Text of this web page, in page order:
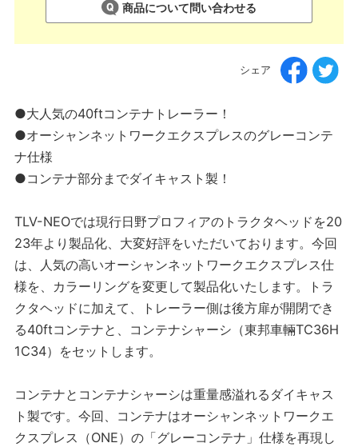
商品について問い合わせる
シェア
●大人気の40ftコンテナトレーラー！
●オーシャンネットワークエクスプレスのグレーコンテ
ナ仕様
●コンテナ部分までダイキャスト製！
TLV-NEOでは現行日野プロフィアのトラクタヘッドを20
23年より製品化、大変好評をいただいております。今回
は、人気の高いオーシャンネットワークエクスプレス仕
様を、カラーリングを変更して製品化いたします。トラ
クタヘッドに加えて、トレーラー側は後方扉が開閉でき
る40ftコンテナと、コンテナシャーシ（東邦車輛TC36H
1C34）をセットします。
コンテナとコンテナシャーシは重量感溢れるダイキャス
ト製です。今回、コンテナはオーシャンネットワークエ
クスプレス（ONE）の「グレーコンテナ」仕様を再現し